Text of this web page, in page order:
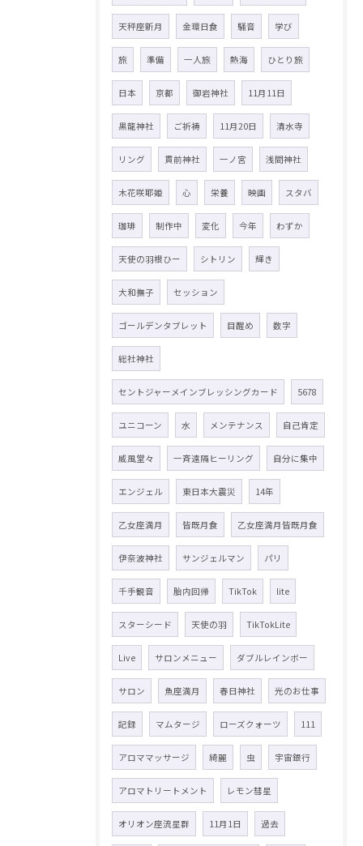
天秤座新月 金環日食 騒音 学び
旅 準備 一人旅 熱海 ひとり旅
日本 京都 御岩神社 11月11日
黒龍神社 ご祈祷 11月20日 清水寺
リング 貫前神社 一ノ宮 浅間神社
木花咲耶姫 心 栄養 映画 スタバ
珈琲 制作中 変化 今年 わずか
天使の羽根ひー シトリン 輝き
大和撫子 セッション
ゴールデンタブレット 目醒め 数字
総社神社
セントジャーメインブレッシングカード 5678
ユニコーン 水 メンテナンス 自己肯定
威風堂々 一斉遠隔ヒーリング 自分に集中
エンジェル 東日本大震災 14年
乙女座満月 皆既月食 乙女座満月皆既月食
伊奈波神社 サンジェルマン パリ
千手観音 胎内回帰 TikTok lite
スターシード 天使の羽 TikTokLite
Live サロンメニュー ダブルレインボー
サロン 魚座満月 春日神社 光のお仕事
記録 マムタージ ローズクォーツ 111
アロママッサージ 綺麗 虫 宇宙銀行
アロマトリートメント レモン彗星
オリオン座流星群 11月1日 過去